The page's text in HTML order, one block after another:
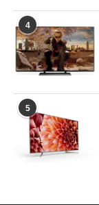
4
5